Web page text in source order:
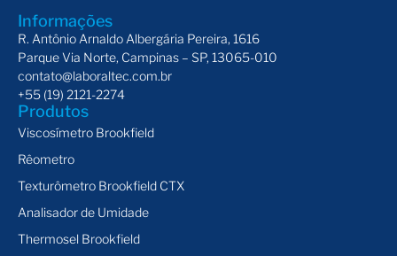
Informações
R. Antônio Arnaldo Albergária Pereira, 1616
Parque Via Norte, Campinas – SP, 13065-010
contato@laboraltec.com.br
+55 (19) 2121-2274
Produtos
Viscosímetro Brookfield
Rêometro
Texturômetro Brookfield CTX
Analisador de Umidade
Thermosel Brookfield